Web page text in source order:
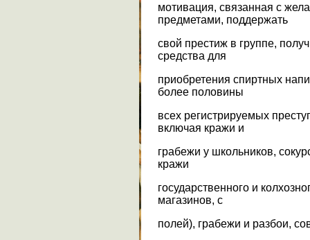
мотивация, связанная с
предметами, поддержать
свой престиж в группе,
средства для
приобретения спиртных
более половины
всех регистрируемых
включая кражи и
грабежи у школьников,
кражи
государственного и
магазинов, с
полей), грабежи и разбои,